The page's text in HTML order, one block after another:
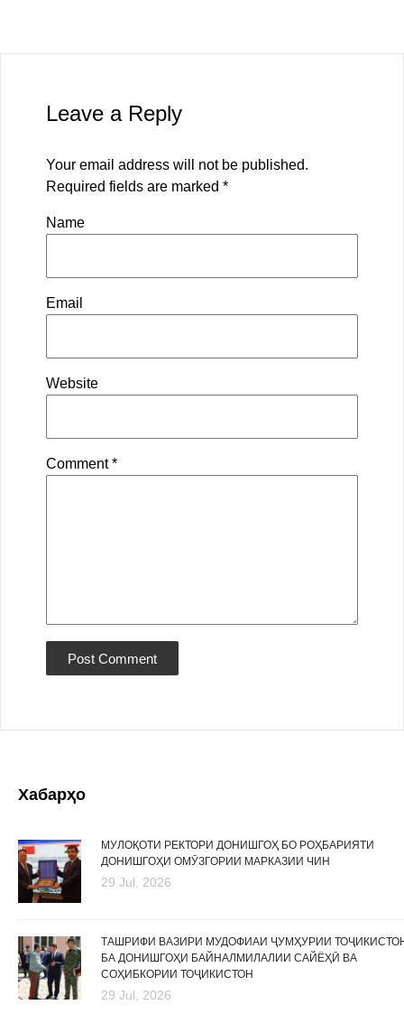
Leave a Reply
Your email address will not be published.
Required fields are marked *
Name
Email
Website
Comment*
Хабарҳо
МУЛОҚОТИ РЕКТОРИ ДОНИШГОҲ БО РОҲБАРИЯТИ
ДОНИШГОҲИ ОМӮЗГОРИИ МАРКАЗИИ ЧИН
29 Jul, 2026
ТАШРИФИ ВАЗИРИ МУДОФИАИ ҶУМҲУРИИ
БА ДОНИШГОҲИ БАЙНАЛМИЛАЛИИ САЙЁҲӢ ВА
СОҲИБКОРИИ ТОҶИКИСТОН
29 Jul, 2026